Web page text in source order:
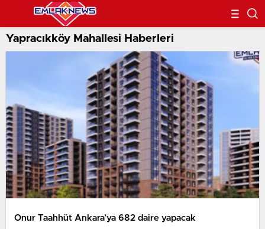
Yapracıkköy Mahallesi Haberleri
Onur Taahhüt Ankara’ya 682 daire yapacak